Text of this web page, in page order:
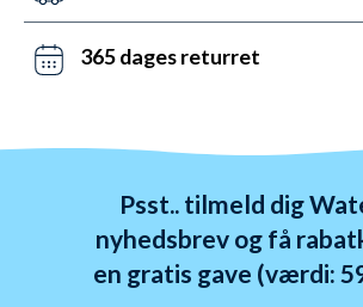
Det kan du opnå ved bestilling før
dage - også i weekenden. Vi sender
365 dages returret
behandles indenfor 24 timer.
Psst.. tilmeld dig
nyhedsbrev og få
en gratis gave (værdi: